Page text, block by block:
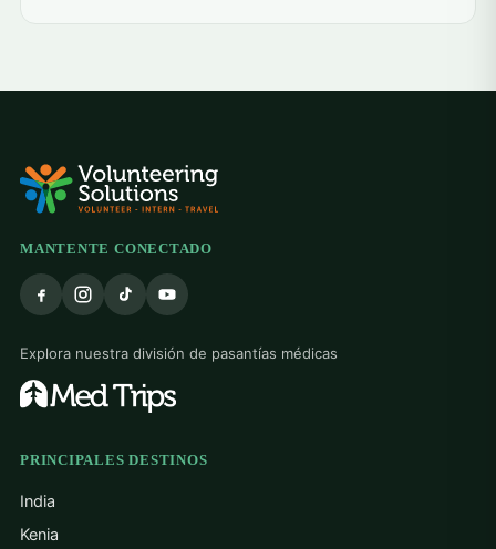
MANTENTE CONECTADO
Explora nuestra división de pasantías médicas
PRINCIPALES DESTINOS
India
Kenia